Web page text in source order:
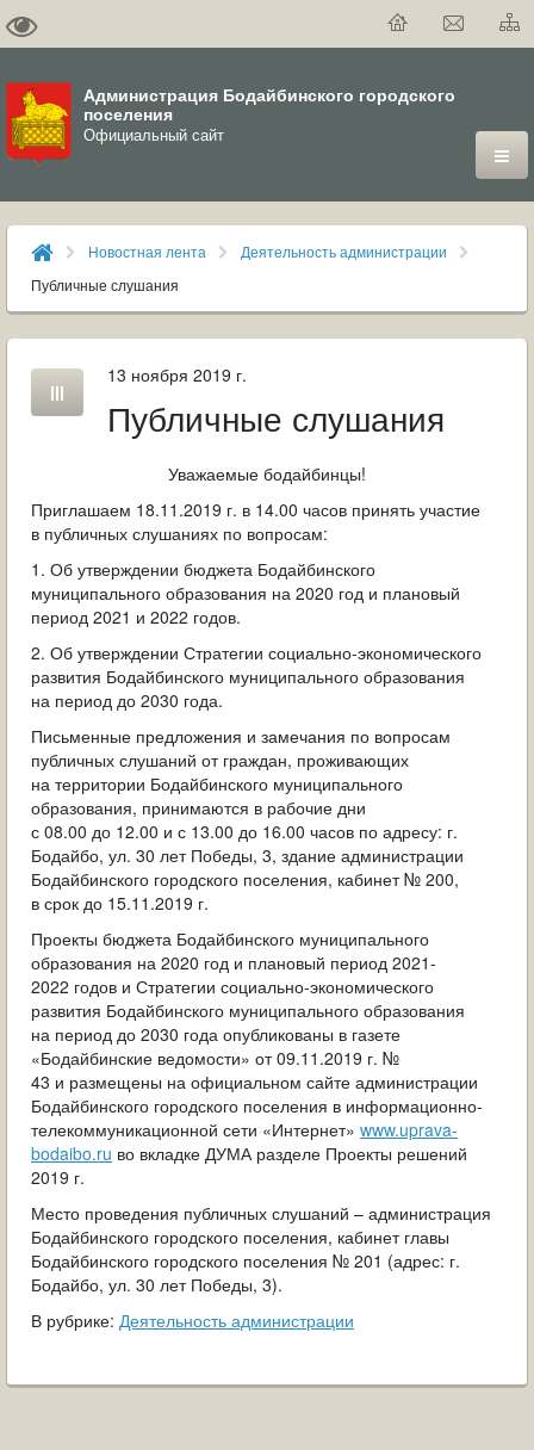
Администрация Бодайбинского городского
поселения
Официальный сайт
ГОРОД
ДУМА
ВЛАСТЬ
ДОКУМЕНТЫ
ОФИЦИАЛЬНЫЙ ВЕСТНИК БОДАЙБО
ОБРАЩЕНИЯ ГРАЖДАН
ГРАДОСТРОИТЕЛЬНАЯ ДЕЯТЕЛЬНОСТЬ
ИНФОРМИРОВАНИЕ НАСЕЛЕНИЯ
ДЕЯТЕЛЬНОСТЬ ПРОКУРАТУРЫ
МУНИЦИПАЛЬНЫЙ КОНТРОЛЬ
ПОИСК ПО САЙТУ
Новостная лента
Деятельность администрации
Публичные слушания
13 ноября 2019 г.
Публичные слушания
Уважаемые бодайбинцы!
Приглашаем 18.11.2019 г. в 14.00 часов принять участие
в публичных слушаниях по вопросам:
1. Об утверждении бюджета Бодайбинского
муниципального образования на 2020 год и плановый
период 2021 и 2022 годов.
2. Об утверждении Стратегии социально-экономического
развития Бодайбинского муниципального образования
на период до 2030 года.
Письменные предложения и замечания по вопросам
публичных слушаний от граждан, проживающих
на территории Бодайбинского муниципального
образования, принимаются в рабочие дни
с 08.00 до 12.00 и с 13.00 до 16.00 часов по адресу: г.
Бодайбо, ул. 30 лет Победы, 3, здание администрации
Бодайбинского городского поселения, кабинет № 200,
в срок до 15.11.2019 г.
Проекты бюджета Бодайбинского муниципального
образования на 2020 год и плановый период 2021-
2022 годов и Стратегии социально-экономического
развития Бодайбинского муниципального образования
на период до 2030 года опубликованы в газете
«Бодайбинские ведомости» от 09.11.2019 г. №
43 и размещены на официальном сайте администрации
Бодайбинского городского поселения в информационно-
телекоммуникационной сети «Интернет» www.uprava-
bodaibo.ru во вкладке ДУМА разделе Проекты решений
2019 г.
Место проведения публичных слушаний – администрация
Бодайбинского городского поселения, кабинет главы
Бодайбинского городского поселения № 201 (адрес: г.
Бодайбо, ул. 30 лет Победы, 3).
В рубрике: Деятельность администрации